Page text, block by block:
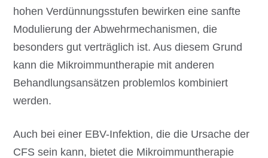
hohen Verdünnungsstufen bewirken eine sanfte
Modulierung der Abwehrmechanismen, die
besonders gut verträglich ist. Aus diesem Grund
kann die Mikroimmuntherapie mit anderen
Behandlungsansätzen problemlos kombiniert
werden.
Auch bei einer EBV-Infektion, die die Ursache der
CFS sein kann, bietet die Mikroimmuntherapie